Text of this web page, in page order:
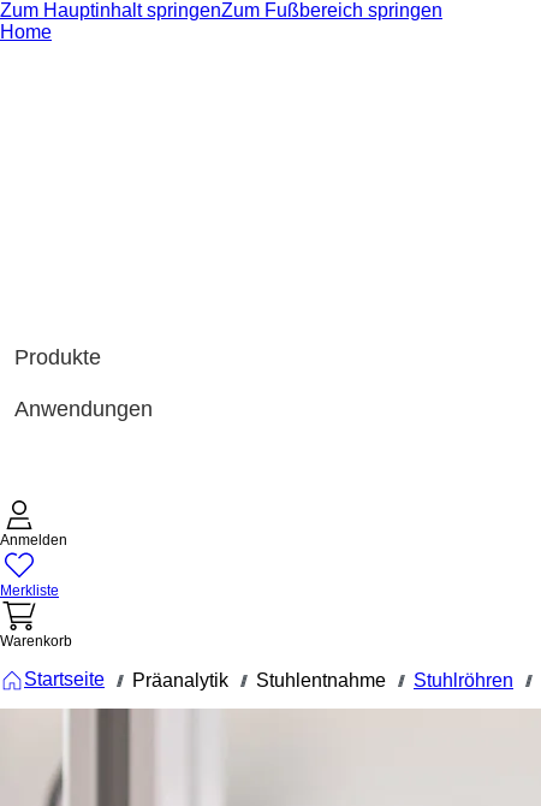
Zum Hauptinhalt springenZum Fußbereich springen
Home
Produkte
Anwendungen
Anmelden
Merkliste
Warenkorb
Startseite /// Präanalytik /// Stuhlentnahme /// Stuhlröhren ///